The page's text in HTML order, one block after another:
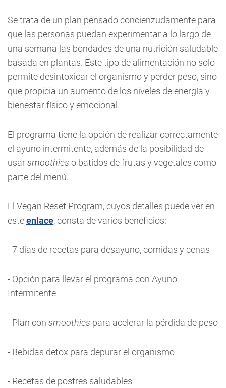
Se trata de un plan pensado concienzudamente para
que las personas puedan experimentar a lo largo de
una semana las bondades de una nutrición saludable
basada en plantas. Este tipo de alimentación no solo
permite desintoxicar el organismo y perder peso, sino
que propicia un aumento de los niveles de energía y
bienestar físico y emocional.
El programa tiene la opción de realizar correctamente
el ayuno intermitente, además de la posibilidad de
usarsmoothies o batidos de frutas y vegetales como
parte del menú.
El Vegan Reset Program, cuyos detalles puede ver en
esteenlace, consta de varios beneficios:
- 7 días de recetas para desayuno, comidas y cenas
- Opción para llevar el programa con Ayuno
Intermitente
- Plan con smoothies para acelerar la pérdida de peso
- Bebidas detox para depurar el organismo
- Recetas de postres saludables